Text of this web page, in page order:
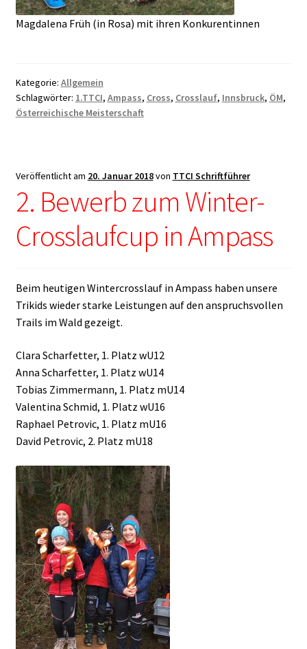
Magdalena Früh (in Rosa) mit ihren Konkurentinnen
Kategorie: Allgemein
Schlagwörter: 1.TTCI, Ampass, Cross, Crosslauf, Innsbruck, ÖM,
Österreichische Meisterschaft
Veröffentlicht am 20. Januar 2018von TTCI Schriftführer
2. Bewerb zum Winter-
Crosslaufcup in Ampass
Beim heutigen Wintercrosslauf in Ampass haben unsere
Trikids wieder starke Leistungen auf den anspruchsvollen
Trails im Wald gezeigt.
Clara Scharfetter, 1. Platz wU12
Anna Scharfetter, 1. Platz wU14
Tobias Zimmermann, 1. Platz mU14
Valentina Schmid, 1. Platz wU16
Raphael Petrovic, 1. Platz mU16
David Petrovic, 2. Platz mU18